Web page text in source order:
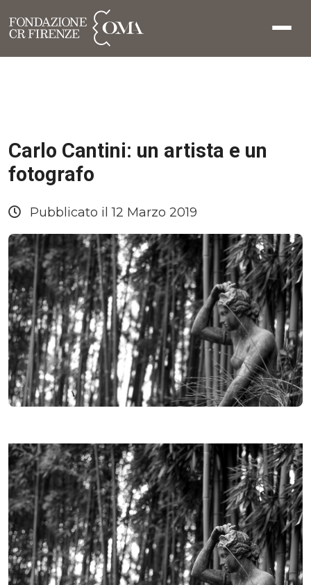
Carlo Cantini: un artista e un
fotografo
Pubblicato il 12 Marzo 2019